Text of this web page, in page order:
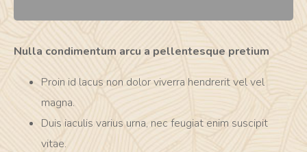
Nulla condimentum arcu a pellentesque pretium
Proin id lacus non dolor viverra hendrerit vel vel
magna.
Duis iaculis varius urna, nec feugiat enim suscipit
vitae.